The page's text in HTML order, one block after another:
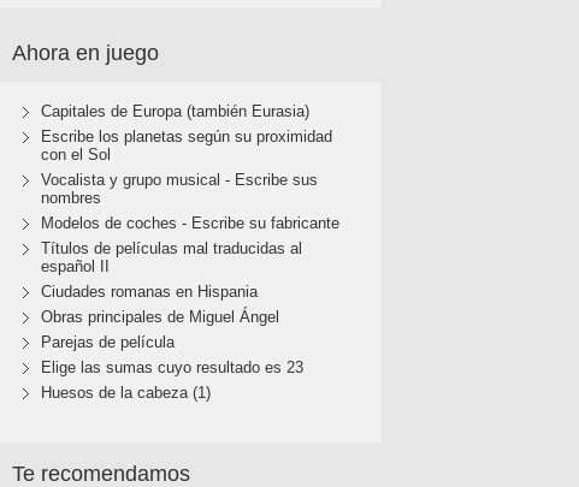
Ahora en juego
Capitales de Europa (también Eurasia)
Escribe los planetas según su proximidad
con el Sol
Vocalista y grupo musical - Escribe sus
nombres
Modelos de coches - Escribe su fabricante
Títulos de películas mal traducidas al
español II
Ciudades romanas en Hispania
Obras principales de Miguel Ángel
Parejas de película
Elige las sumas cuyo resultado es 23
Huesos de la cabeza (1)
Te recomendamos